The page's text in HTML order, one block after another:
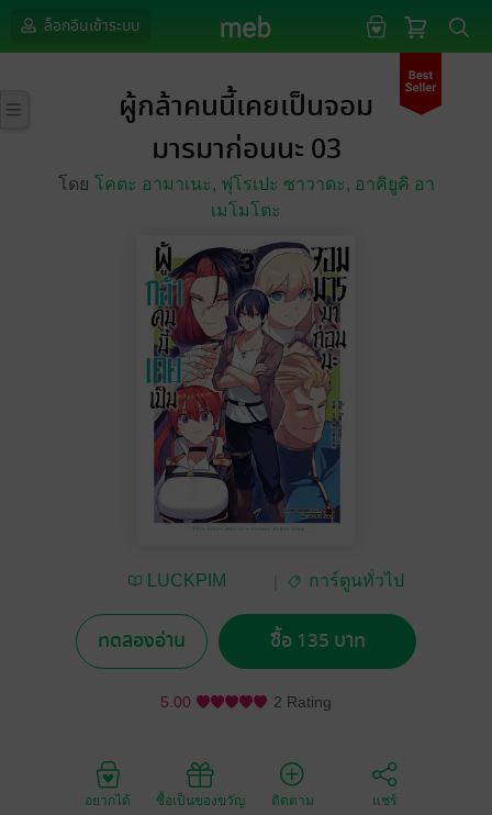
ล็อกอินเข้าระบบ
ผู้กล้าคนนี้เคยเป็นจอม
มารมาก่อนนะ 03
โดย โคตะ อามาเนะ, ฟุโรเปะ ซาวาดะ, อาคิยูคิ อา
เมโมโตะ
LUCKPIM
การ์ตูนทั่วไป
ทดลองอ่าน ซื้อ 135 บาท
5.00 2 Rating
อยากได้ ซื้อเป็นของขวัญ ติดตาม แชร์